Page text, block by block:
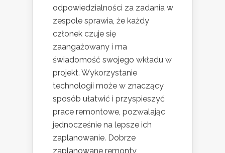
odpowiedzialności za zadania w
zespole sprawia, że każdy
członek czuje się
zaangażowany i ma
świadomość swojego wkładu w
projekt. Wykorzystanie
technologii może w znaczący
sposób ułatwić i przyspieszyć
prace remontowe, pozwalając
jednocześnie na lepsze ich
zaplanowanie. Dobrze
zaplanowane remonty